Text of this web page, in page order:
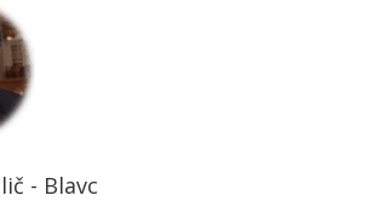
- Blavc